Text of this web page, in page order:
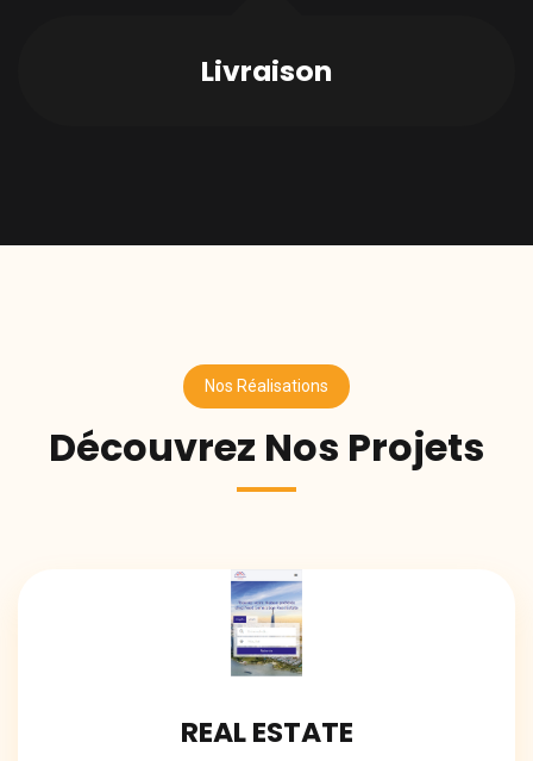
Livraison
Nos Réalisations
Découvrez Nos Projets
REAL ESTATE